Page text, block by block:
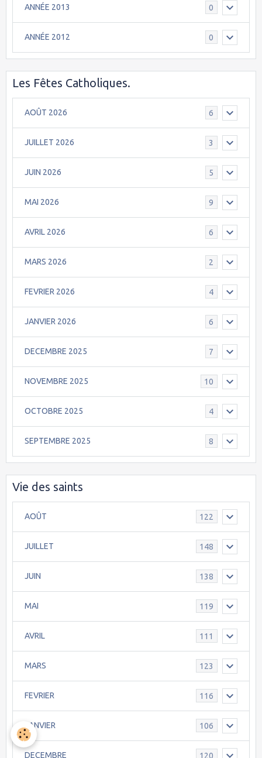
ANNÉE 2013 0
ANNÉE 2012 0
Les Fêtes Catholiques.
AOÛT 2026 6
JUILLET 2026 3
JUIN 2026 5
MAI 2026 9
AVRIL 2026 6
MARS 2026 2
FEVRIER 2026 4
JANVIER 2026 6
DECEMBRE 2025 7
NOVEMBRE 2025 10
OCTOBRE 2025 4
SEPTEMBRE 2025 8
Vie des saints
AOÛT 122
JUILLET 148
JUIN 138
MAI 119
AVRIL 111
MARS 123
FEVRIER 116
JANVIER 106
DECEMBRE 120